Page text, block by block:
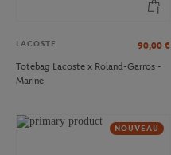
LACOSTE 90,00 €
Totebag Lacoste x Roland-Garros -
Marine
NOUVEAU